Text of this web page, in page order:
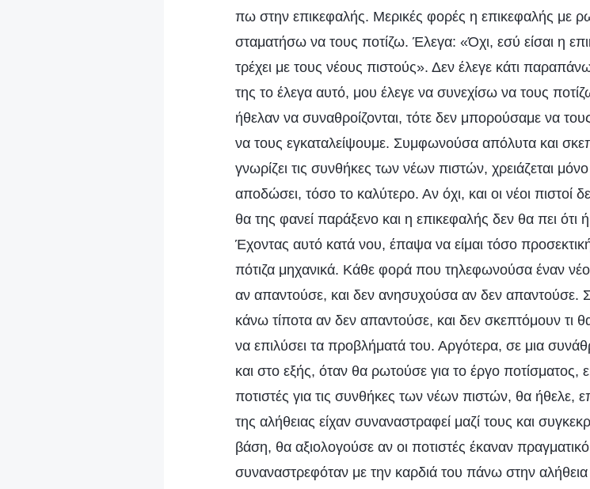
πω στην επικεφαλής. Μερικές φορές η επικεφαλής με
σταματήσω να τους ποτίζω. Έλεγα: «Όχι, εσύ είσαι η
τρέχει με τους νέους πιστούς». Δεν έλεγε κάτι
της το έλεγα αυτό, μου έλεγε να συνεχίσω να τους
ήθελαν να συναθροίζονται, τότε δεν μπορούσαμε να
να τους εγκαταλείψουμε. Συμφωνούσα απόλυτα και
γνωρίζει τις συνθήκες των νέων πιστών, χρειάζεται
αποδώσει, τόσο το καλύτερο. Αν όχι, και οι νέοι πιστοί
θα της φανεί παράξενο και η επικεφαλής δεν θα πει
Έχοντας αυτό κατά νου, έπαψα να είμαι τόσο
πότιζα μηχανικά. Κάθε φορά που τηλεφωνούσα έναν
αν απαντούσε, και δεν ανησυχούσα αν δεν απαντούσε.
κάνω τίποτα αν δεν απαντούσε, και δεν σκεπτόμουν
να επιλύσει τα προβλήματά του. Αργότερα, σε μια
και στο εξής, όταν θα ρωτούσε για το έργο ποτίσματος,
ποτιστές για τις συνθήκες των νέων πιστών, θα ήθελε,
της αλήθειας είχαν συναναστραφεί μαζί τους και
βάση, θα αξιολογούσε αν οι ποτιστές έκαναν
συναναστρεφόταν με την καρδιά του πάνω στην